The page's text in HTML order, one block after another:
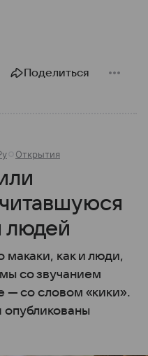
Поделиться
Открытия
людей
макаки, как и люди,
со звучанием
— со словом «кики».
опубликованы